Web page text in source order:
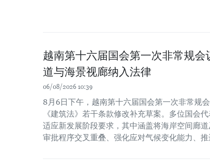
越南第十六届国会第一次非常规
道与海景视廊纳入法律
06/08/2026 10:39
8月6日下午，越南第十六届国会第一次非常规
《建筑法》若干条款修改补充草案。多位国会
适应新发展阶段要求，其中涵盖将海岸空间廊
审批程序交叉重叠、强化应对气候变化能力、推